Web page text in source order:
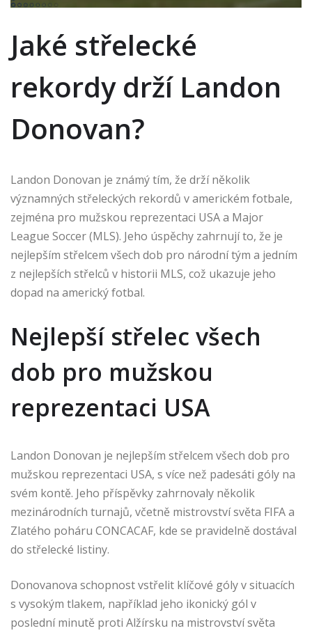
Jaké střelecké
rekordy drží Landon
Donovan?
Landon Donovan je známý tím, že drží několik
významných střeleckých rekordů v americkém fotbale,
zejména pro mužskou reprezentaci USA a Major
League Soccer (MLS). Jeho úspěchy zahrnují to, že je
nejlepším střelcem všech dob pro národní tým a jedním
z nejlepších střelců v historii MLS, což ukazuje jeho
dopad na americký fotbal.
Nejlepší střelec všech
dob pro mužskou
reprezentaci USA
Landon Donovan je nejlepším střelcem všech dob pro
mužskou reprezentaci USA, s více než padesáti góly na
svém kontě. Jeho příspěvky zahrnovaly několik
mezinárodních turnajů, včetně mistrovství světa FIFA a
Zlatého poháru CONCACAF, kde se pravidelně dostával
do střelecké listiny.
Donovanova schopnost vstřelit klíčové góly v situacích
s vysokým tlakem, například jeho ikonický gól v
poslední minutě proti Alžírsku na mistrovství světa